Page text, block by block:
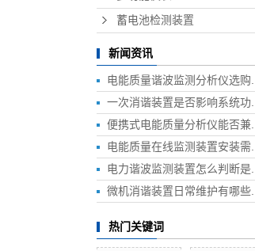
蓄电池检测装置
新闻资讯
电能质量谐波监测分析仪选购...
一次消谐装置是否影响系统功...
便携式电能质量分析仪能否兼...
电能质量在线监测装置安装需...
电力谐波监测装置怎么判断是...
微机消谐装置日常维护有哪些...
热门关键词